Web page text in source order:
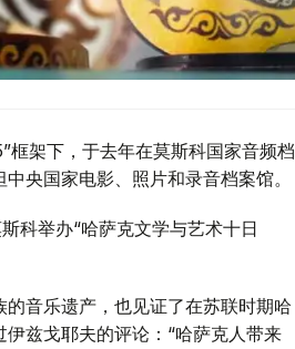
架下，于去年在莫斯科国家音频档
央国家电影、照片和录音档案馆。
科举办“哈萨克文学与艺术十日
音乐遗产，也见证了在苏联时期哈
兹戈耶夫的评论：“哈萨克人带来